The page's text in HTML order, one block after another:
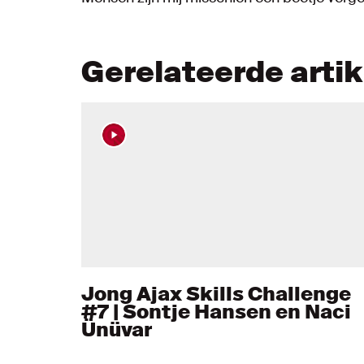
Gerelateerde
Jong Ajax Skills Challenge
#7 | Sontje Hansen en Naci
Ünüvar